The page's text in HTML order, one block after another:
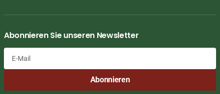
Abonnieren Sie unseren Newsletter
Abonnieren